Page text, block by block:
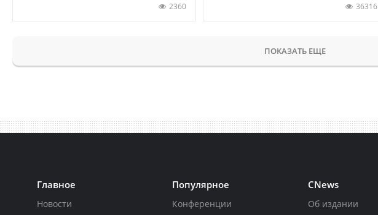
2360 36316
ПОКАЗАТЬ ЕЩЕ
Главное
Новости
Популярное
Конференции
CNews
Об издании